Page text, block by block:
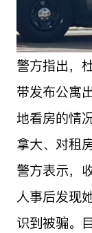
警方指出，
带发布公寓
地看房的情
拿大、对租
警方表示，
人事后发现
识到被骗。